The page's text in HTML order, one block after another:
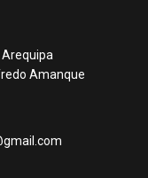
Amanque